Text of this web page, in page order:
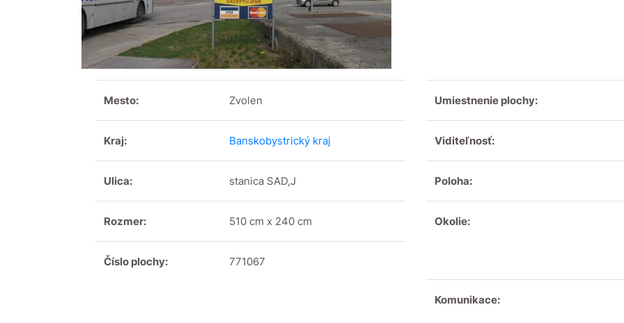
Mesto: Zvolen
Kraj: Banskobystrický kraj
Ulica: stanica SAD,J
Rozmer: 510 cm x 240 cm
Číslo plochy: 771067
Umiestnenie plochy:
Viditeľnosť:
Poloha:
Okolie:
Komunikace: